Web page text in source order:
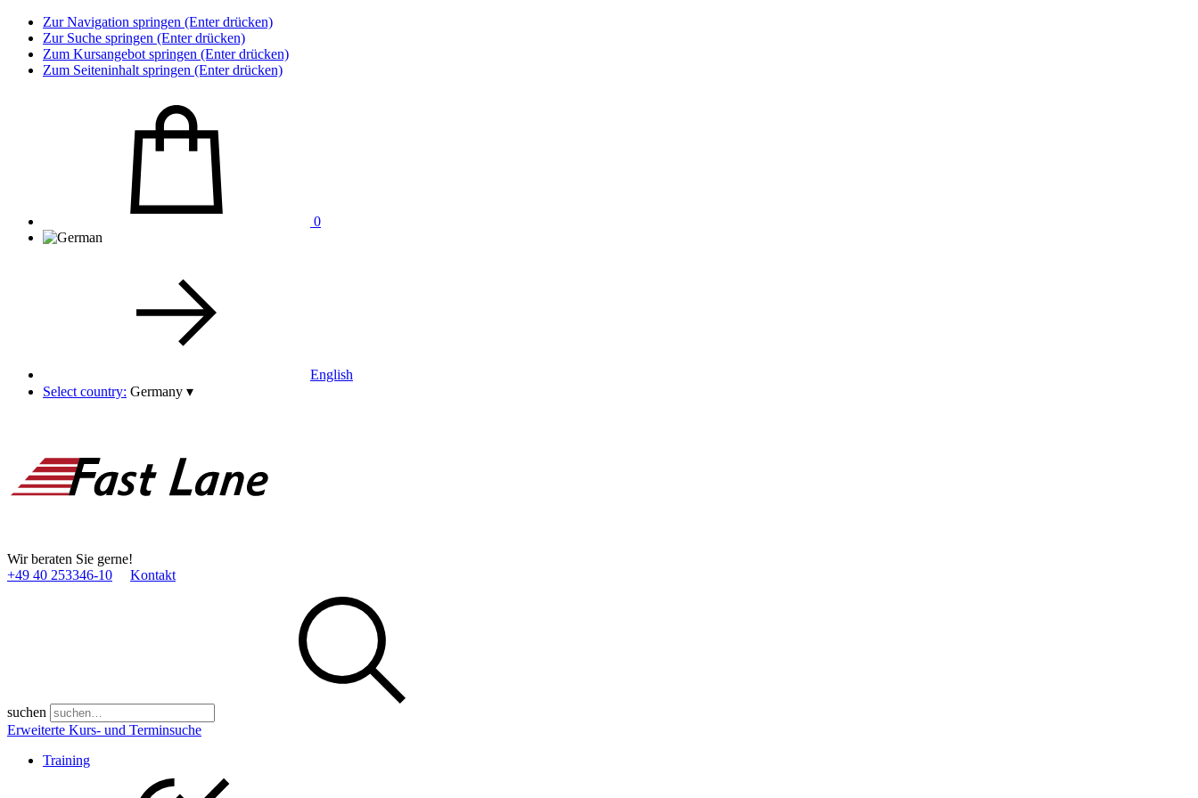
Zur Navigation springen (Enter drücken)
Zur Suche springen (Enter drücken)
Zum Kursangebot springen (Enter drücken)
Zum Seiteninhalt springen (Enter drücken)
0
English
Select country: Germany ▾
Wir beraten Sie gerne!
+49 40 253346­-10
Kontakt
suchen
Erweiterte Kurs- und Terminsuche
Training